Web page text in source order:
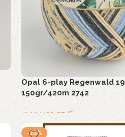
Opal 6-play Regenwald 19
150gr/420m 2742
13,95€ 11,95€
-26%